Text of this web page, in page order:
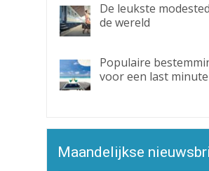
De leukste
de wereld
Populaire
voor een last minute
Maandelijkse